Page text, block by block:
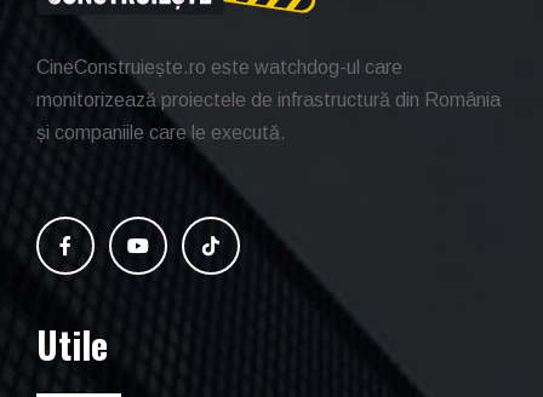
CineConstruiește.ro este watchdog-ul care
monitorizează proiectele de infrastructură din România
și companiile care le execută.
Utile